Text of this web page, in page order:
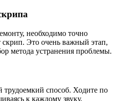
необходимо точно
скрип. Это очень важный этап,
метода устранения проблемы.
способ. Ходите по
к каждому звуку.